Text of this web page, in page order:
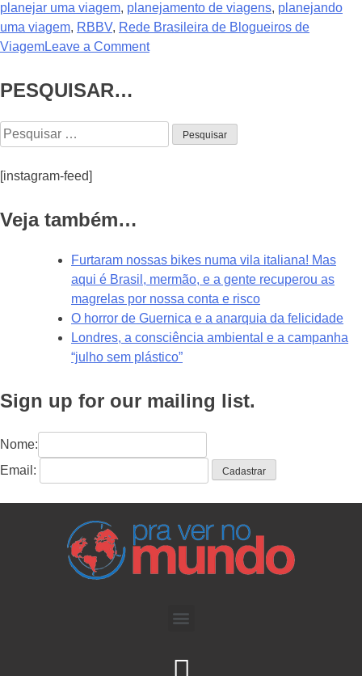
planejar uma viagem, planejamento de viagens, planejando
uma viagem, RBBV, Rede Brasileira de Blogueiros de
ViagemLeave a Comment
PESQUISAR…
[instagram-feed]
Veja também…
Furtaram nossas bikes numa vila italiana! Mas
aqui é Brasil, mermão, e a gente recuperou as
magrelas por nossa conta e risco
O horror de Guernica e a anarquia da felicidade
Londres, a consciência ambiental e a campanha
“julho sem plástico”
Sign up for our mailing list.
Nome:
Email: